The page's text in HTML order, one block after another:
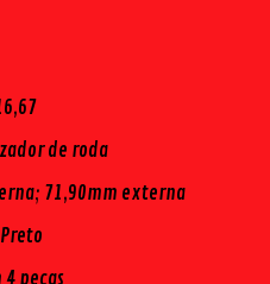
de roda
71,90mm externa
peças